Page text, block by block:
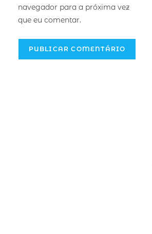
navegador para a próxima vez
que eu comentar.